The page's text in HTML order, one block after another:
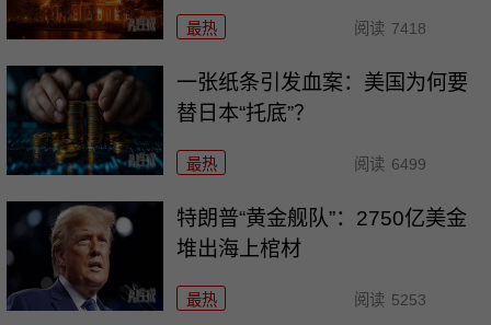
最热 阅读 7418
一张纸条引发血案：美国为何要
替日本“托底”？
最热 阅读 6499
特朗普“黄金舰队”：2750亿美金
堆出海上棺材
最热 阅读 5253